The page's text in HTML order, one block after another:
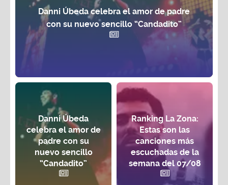
Danni Úbeda celebra el amor de padre
con su nuevo sencillo “Candadito”
Danni Úbeda
celebra el amor de
padre con su
nuevo sencillo
“Candadito”
Ranking La Zona:
Estas son las
canciones más
escuchadas de la
semana del 07/08